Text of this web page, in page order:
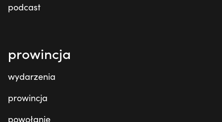
podcast
prowincja
wydarzenia
prowincja
powołanie